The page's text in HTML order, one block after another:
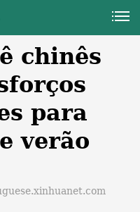
chinês
para
verão